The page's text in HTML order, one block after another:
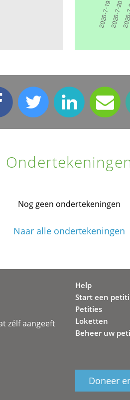
Nog geen ondertekeningen
Naar alle ondertekeningen
zélf aangeeft
Help
Start een
Petities
Loketten
Beheer uw
Doneer